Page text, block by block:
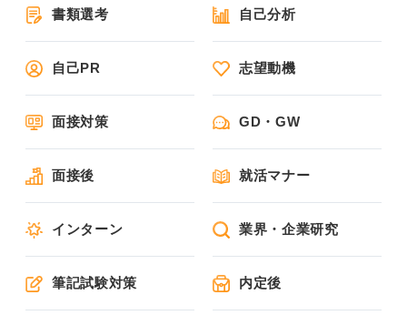
書類選考 自己分析
自己PR 志望動機
面接対策 GD・GW
面接後 就活マナー
インターン 業界・企業研究
筆記試験対策 内定後